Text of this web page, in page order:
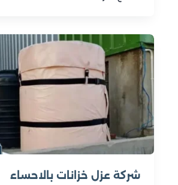
شركة عزل خزانات بالاحساء